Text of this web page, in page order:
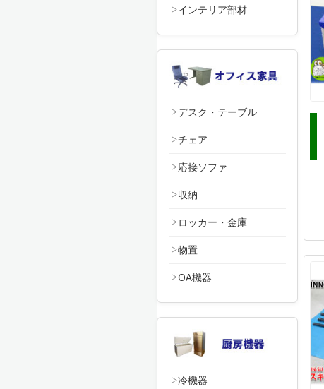
インテリア部材
デスク・テーブル
チェア
応接ソファ
収納
ロッカー・金庫
物置
OA機器
冷機器